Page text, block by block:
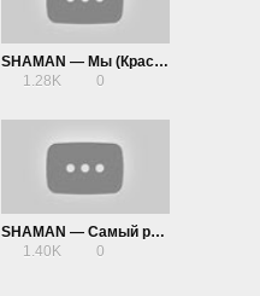
SHAMAN — Мы (Красная площадь)
1.28K
0
SHAMAN — Самый русский хит
1.40K
0